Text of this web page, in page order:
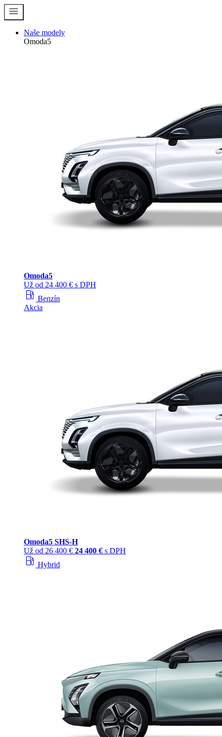
menu
Naše modely
Omoda5
Omoda5
Už od 24 400 € s DPH
local_gas_station Benzín
Akcia
Omoda5 SHS‑H
Už od 26 400 € 24 400 € s DPH
local_gas_station Hybrid